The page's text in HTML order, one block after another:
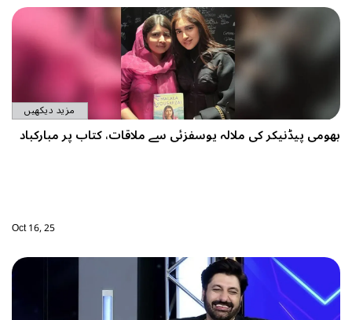
مزید دیکھیں
بھومی پیڈنیکر کی ملالہ یوسفزئی سے ملاقات، کتاب پر مبارکباد
Oct 16, 25